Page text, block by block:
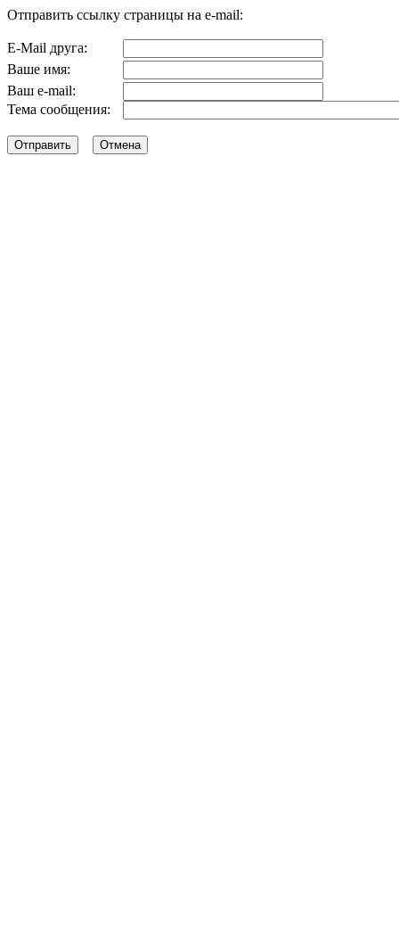
Отправить ссылку страницы на e-mail:
E-Mail друга:
Ваше имя:
Ваш e-mail:
Тема сообщения: